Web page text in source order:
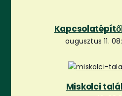
augusztus 11.
Miskolci